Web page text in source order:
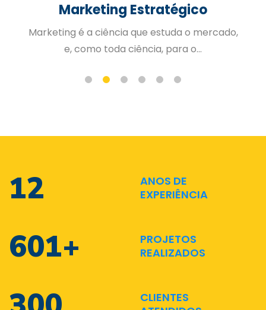
Gestão de Pessoas
A Gestão Estratégica de Pessoas trabalhada
de forma organizada e planejad...
17
ANOS DE
EXPERIÊNCIA
873+
PROJETOS
REALIZADOS
CLIENTES